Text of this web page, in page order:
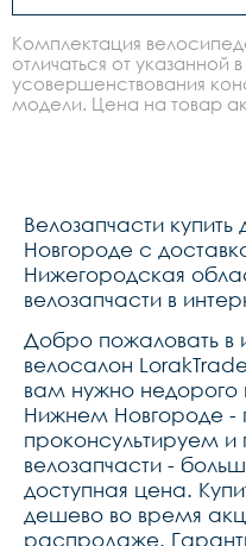
Комплектация
отличаться от указанной
усовершенствования
модели. Цена на товар
Велозапчасти
Новгороде с
Нижегородская
велозапчасти в
Добро пожаловать в
велосалон
вам нужно недорого
Нижнем Новгороде -
проконсультируем
велозапчасти -
доступная цена.
дешево во время
распродаже.